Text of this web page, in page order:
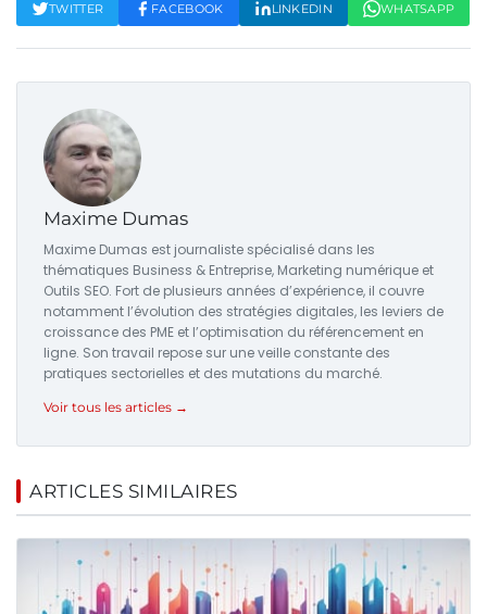
TWITTER FACEBOOK LINKEDIN WHATSAPP
Maxime Dumas
Maxime Dumas est journaliste spécialisé dans les
thématiques Business & Entreprise, Marketing numérique et
Outils SEO. Fort de plusieurs années d’expérience, il couvre
notamment l’évolution des stratégies digitales, les leviers de
croissance des PME et l’optimisation du référencement en
ligne. Son travail repose sur une veille constante des
pratiques sectorielles et des mutations du marché.
Voir tous les articles →
ARTICLES SIMILAIRES